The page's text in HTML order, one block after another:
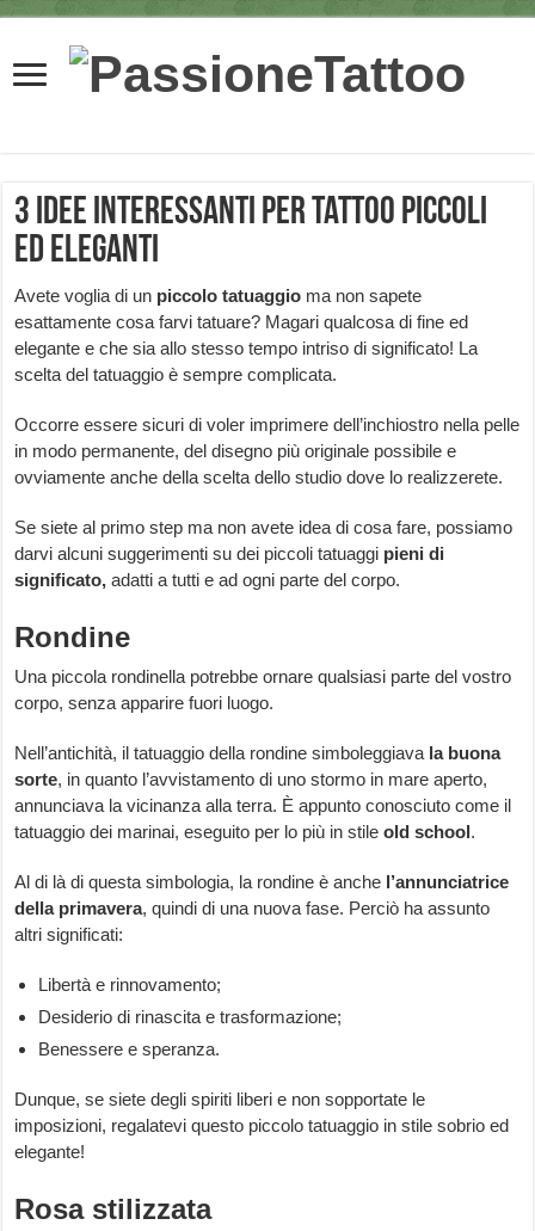
3 idee interessanti per tattoo piccoli
ed eleganti
Avete voglia di un piccolo tatuaggio ma non sapete
esattamente cosa farvi tatuare? Magari qualcosa di fine ed
elegante e che sia allo stesso tempo intriso di significato! La
scelta del tatuaggio è sempre complicata.
Occorre essere sicuri di voler imprimere dell’inchiostro nella pelle
in modo permanente, del disegno più originale possibile e
ovviamente anche della scelta dello studio dove lo realizzerete.
Se siete al primo step ma non avete idea di cosa fare, possiamo
darvi alcuni suggerimenti su dei piccoli tatuaggi pieni di
significato,adatti a tutti e ad ogni parte del corpo.
Rondine
Una piccola rondinella potrebbe ornare qualsiasi parte del vostro
corpo, senza apparire fuori luogo.
Nell’antichità, il tatuaggio della rondine simboleggiava la buona
sorte, in quanto l’avvistamento di uno stormo in mare aperto,
annunciava la vicinanza alla terra. È appunto conosciuto come il
tatuaggio dei marinai, eseguito per lo più in stileold school.
Al di là di questa simbologia, la rondine è anche l’annunciatrice
della primavera, quindi di una nuova fase. Perciò ha assunto
altri significati:
Libertà e rinnovamento;
Desiderio di rinascita e trasformazione;
Benessere e speranza.
Dunque, se siete degli spiriti liberi e non sopportate le
imposizioni, regalatevi questo piccolo tatuaggio in stile sobrio ed
elegante!
Rosa stilizzata